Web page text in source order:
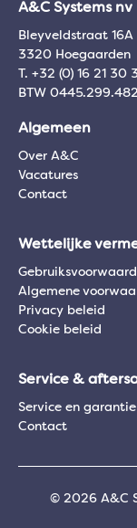
A&C Systems nv
Bleyveldstraat 16A
3320 Hoegaarden
T. +32 (0) 16 21 30
BTW 0445.299.482
Algemeen
Over A&C
Vacatures
Contact
Wettelijke
Algemene
Privacy beleid
Cookie beleid
Service &
Service en garantie
Contact
© 2026 A&C